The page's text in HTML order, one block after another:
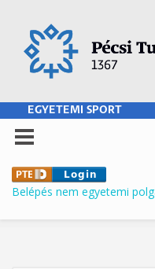
EGYETEMI SPORT
Belépés nem egyetemi